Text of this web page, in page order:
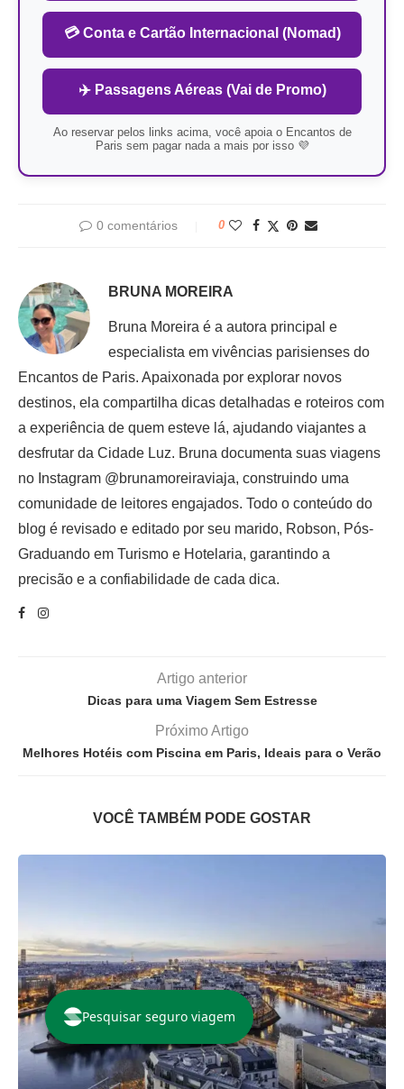
💳 Conta e Cartão Internacional (Nomad)
✈️ Passagens Aéreas (Vai de Promo)
Ao reservar pelos links acima, você apoia o Encantos de
Paris sem pagar nada a mais por isso 💜
0 comentários 0
BRUNA MOREIRA
Bruna Moreira é a autora principal e
especialista em vivências parisienses do
Encantos de Paris. Apaixonada por explorar novos
destinos, ela compartilha dicas detalhadas e roteiros com
a experiência de quem esteve lá, ajudando viajantes a
desfrutar da Cidade Luz. Bruna documenta suas viagens
no Instagram @brunamoreiraviaja, construindo uma
comunidade de leitores engajados. Todo o conteúdo do
blog é revisado e editado por seu marido, Robson, Pós-
Graduando em Turismo e Hotelaria, garantindo a
precisão e a confiabilidade de cada dica.
Artigo anterior
Dicas para uma Viagem Sem Estresse
Próximo Artigo
Melhores Hotéis com Piscina em Paris, Ideais para o Verão
VOCÊ TAMBÉM PODE GOSTAR
Pesquisar seguro viagem